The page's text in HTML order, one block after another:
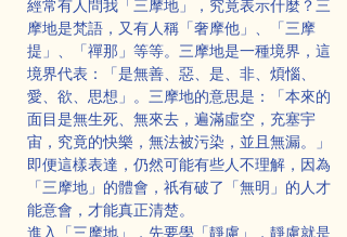
經常有人問我「三摩地」，究竟表示什麼？三
摩地是梵語，又有人稱「奢摩他」、「三摩
提」、「禪那」等等。三摩地是一種境界，這
境界代表：「是無善、惡、是、非、煩惱、
愛、欲、思想」。三摩地的意思是：「本來的
面目是無生死、無來去，遍滿虛空，充塞宇
宙，究竟的快樂，無法被污染，並且無漏。」
即便這樣表達，仍然可能有些人不理解，因為
「三摩地」的體會，祇有破了「無明」的人才
能意會，才能真正清楚。
進入「三摩地」，先要學「靜慮」，靜慮就是